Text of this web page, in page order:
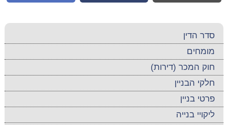
סדר הדין
מומחים
חוק המכר (דירות)
חלקי הבניין
פרטי בניין
ליקויי בנייה